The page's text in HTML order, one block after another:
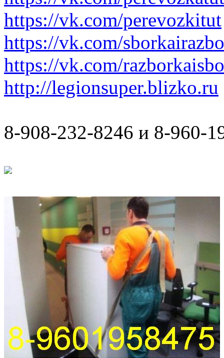
https://vk.com/perevozkitut
https://vk.com/
https://vk.com/
http://legionsuper.blizko.ru
8-908-232-8246 и 8-960-